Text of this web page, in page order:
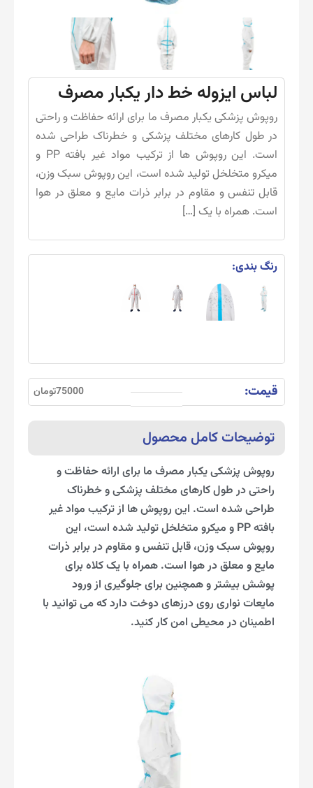
لباس ایزوله خط دار یکبار مصرف
روپوش پزشکی یکبار مصرف ما برای ارائه حفاظت و راحتی
در طول کارهای مختلف پزشکی و خطرناک طراحی شده
است. این روپوش ها از ترکیب مواد غیر بافته PP و
میکرو متخلخل تولید شده است، این روپوش سبک وزن،
قابل تنفس و مقاوم در برابر ذرات مایع و معلق در هوا
است. همراه با یک […]
رنگ بندی:
قیمت: 75000تومان
توضیحات کامل محصول
روپوش پزشکی یکبار مصرف ما برای ارائه حفاظت و
راحتی در طول کارهای مختلف پزشکی و خطرناک
طراحی شده است. این روپوش ها از ترکیب مواد غیر
بافته PP و میکرو متخلخل تولید شده است، این
روپوش سبک وزن، قابل تنفس و مقاوم در برابر ذرات
مایع و معلق در هوا است. همراه با یک کلاه برای
پوشش بیشتر و همچنین برای جلوگیری از ورود
مایعات نواری روی درزهای دوخت دارد که می توانید با
اطمینان در محیطی امن کار کنید.